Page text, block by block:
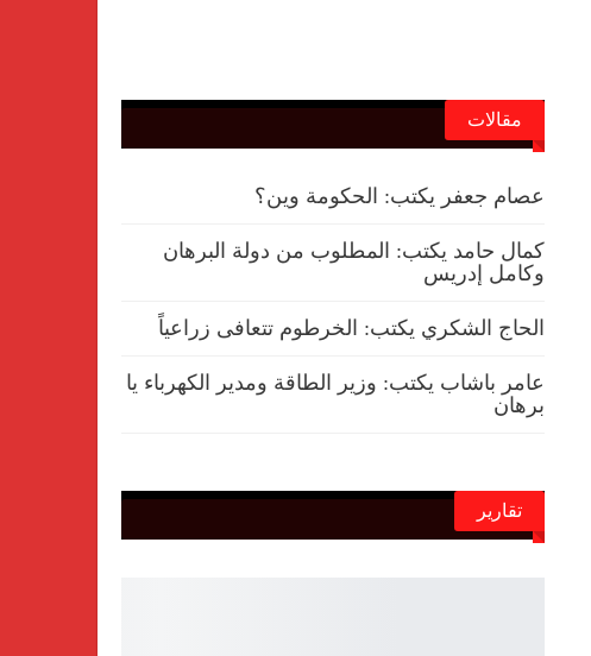
مقالات
عصام جعفر يكتب: الحكومة وين؟
كمال حامد يكتب: المطلوب من دولة البرهان
وكامل إدريس
الحاج الشكري يكتب: الخرطوم تتعافى زراعياً
عامر باشاب يكتب: وزير الطاقة ومدير الكهرباء يا
برهان
تقارير